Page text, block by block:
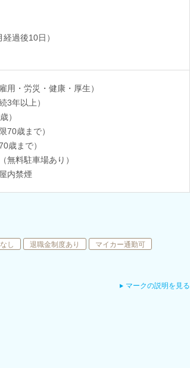
過後10日）
用・労災・健康・厚生）
3年以上）
）
70歳まで）
歳まで）
無料駐車場あり）
内禁煙
し 退職金制度あり
マイカー通勤可
マークの説明を見る